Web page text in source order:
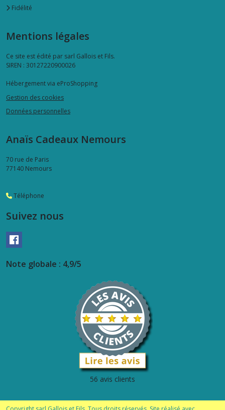
Fidélité
Mentions légales
Ce site est édité par sarl Gallois et Fils.
SIREN : 30127220900026
Hébergement via eProShopping
Gestion des cookies
Données personnelles
Anaïs Cadeaux Nemours
70 rue de Paris
77140 Nemours
Téléphone
Suivez nous
Note globale : 4,9/5
56 avis clients